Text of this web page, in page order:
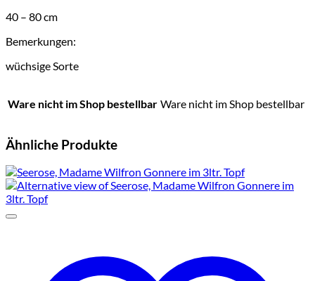
40 – 80 cm
Bemerkungen:
wüchsige Sorte
Ware nicht im Shop bestellbar Ware nicht im Shop bestellbar
Ähnliche Produkte